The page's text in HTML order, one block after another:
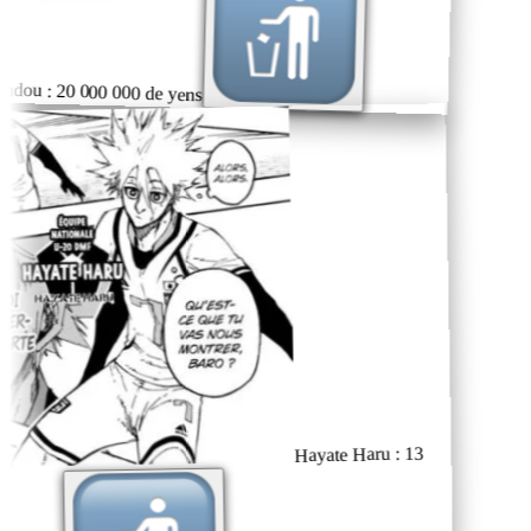
: 20 000 000 de yens
Hayate Haru : 13